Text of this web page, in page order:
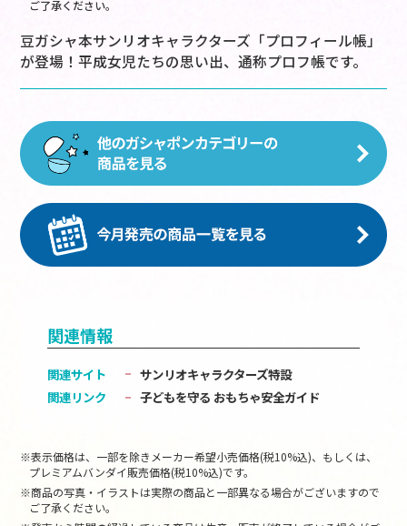
ご了承ください。
豆ガシャ本サンリオキャラクターズ「プロフィール帳」
が登場！平成女児たちの思い出、通称プロフ帳です。
関連情報
関連サイト
サンリオキャラクターズ特設
関連リンク
子どもを守る おもちゃ安全ガイド
※表示価格は、一部を除きメーカー希望小売価格(税10%込)、もしくは、
プレミアムバンダイ販売価格(税10%込)です。
※商品の写真・イラストは実際の商品と一部異なる場合がございますので
ご了承ください。